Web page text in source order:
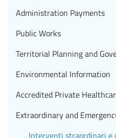
Administration Payments
Public Works
Territorial Planning and
Environmental Information
Accredited Private
Extraordinary and
Interventi straordinari e